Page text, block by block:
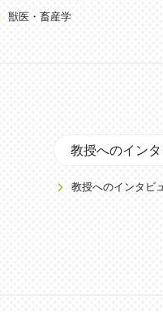
獣医・畜産学
教授へのイン
教授へのインタビ